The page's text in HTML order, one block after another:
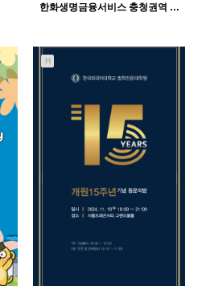
인바이트미
한화생명금융서비스 충청권역 …
H